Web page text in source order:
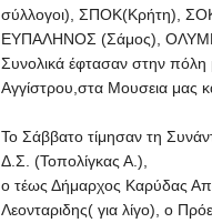
σύλλογοι), ΣΠΟΚ(Κρήτη),
ΕΥΠΑΛΗΝΟΣ (Σάμος),
Συνολικά έφτασαν στην
Αγγίστρου,στα Μουσεια μας
Το Σάββατο τίμησαν τη
Δ.Σ. (Τοπολίγκας Α.),
ο τέως Δήμαρχος Καρύδας
Λεονταριδης( για λίγο), ο